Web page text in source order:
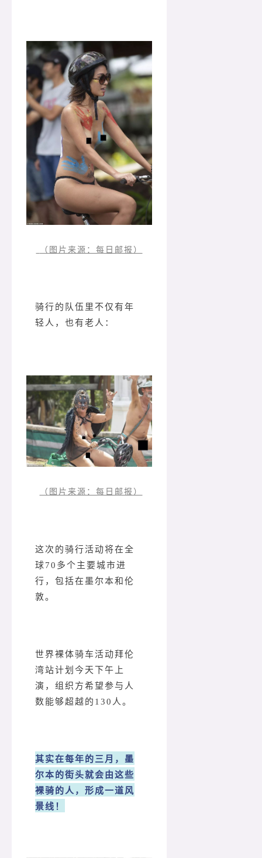
（图片来源：每日邮报）
骑行的队伍里不仅有年
轻人，也有老人：
（图片来源：每日邮报）
这次的骑行活动将在全
球70多个主要城市进
行，包括在墨尔本和伦
敦。
世界裸体骑车活动拜伦
湾站计划今天下午上
演，组织方希望参与人
数能够超越的130人。
其实在每年的三月，墨
尔本的街头就会由这些
裸骑的人，形成一道风
景线！